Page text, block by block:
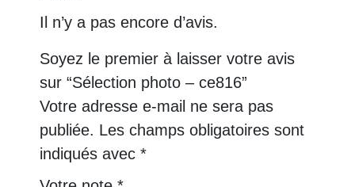
Il n’y a pas encore d’avis.
Soyez le premier à laisser votre avis
sur “Sélection photo – ce816”
Votre adresse e-mail ne sera pas
publiée. Les champs obligatoires sont
indiqués avec *